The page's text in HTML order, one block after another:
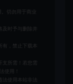
。切勿用于商业
时予与删除并
有，禁止下载本
所需！若您需
使用！
使用本站非法